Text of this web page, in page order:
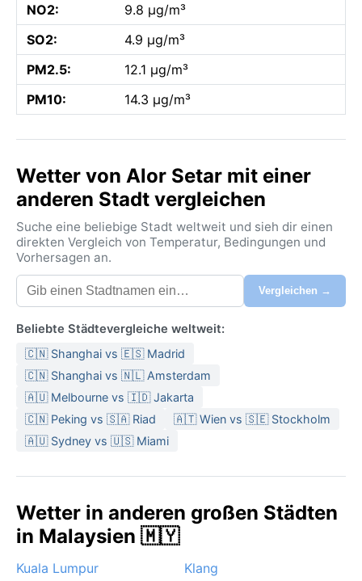
NO2:
9.8 µg/m³
SO2:
4.9 µg/m³
PM2.5:
12.1 µg/m³
PM10:
14.3 µg/m³
Wetter von Alor Setar mit einer
anderen Stadt vergleichen
Suche eine beliebige Stadt weltweit und sieh dir einen
direkten Vergleich von Temperatur, Bedingungen und
Vorhersagen an.
Vergleichen →
Beliebte Städtevergleiche weltweit:
🇨🇳 Shanghai vs 🇪🇸 Madrid
🇨🇳 Shanghai vs 🇳🇱 Amsterdam
🇦🇺 Melbourne vs 🇮🇩 Jakarta
🇨🇳 Peking vs 🇸🇦 Riad
🇦🇹 Wien vs 🇸🇪 Stockholm
🇦🇺 Sydney vs 🇺🇸 Miami
Wetter in anderen großen Städten
in Malaysien 🇲🇾
Kuala Lumpur
Klang